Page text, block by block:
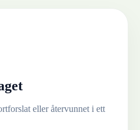
eller återvunnet i ett